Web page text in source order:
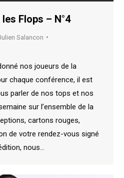
Flops – N°4
Salancon
nos joueurs de la
chaque conférence, il est
parler de nos tops et nos
sur l’ensemble de la
cartons rouges,
de votre rendez-vous signé
nous…